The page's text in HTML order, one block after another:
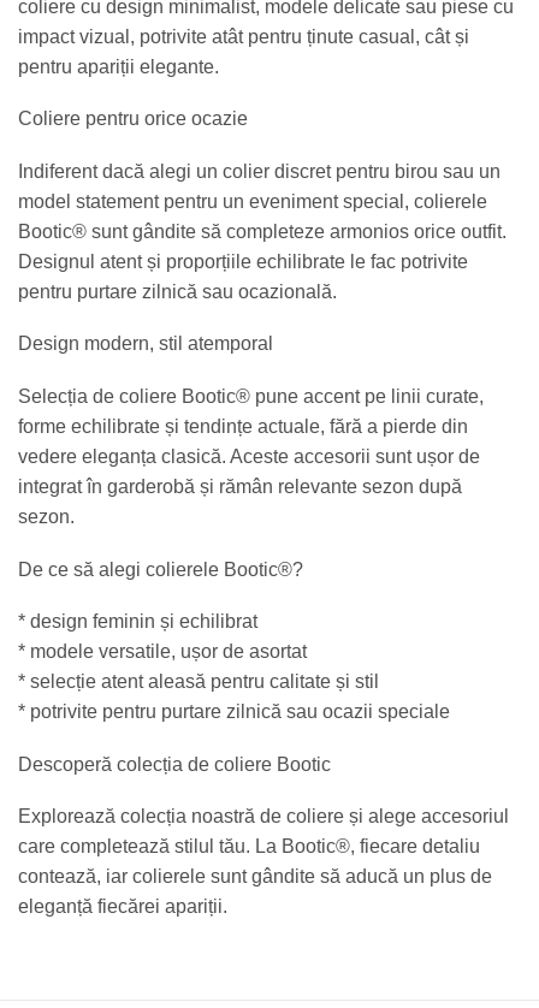
coliere cu design minimalist, modele delicate sau piese cu
impact vizual, potrivite atât pentru ținute casual, cât și
pentru apariții elegante.
Coliere pentru orice ocazie
Indiferent dacă alegi un colier discret pentru birou sau un
model statement pentru un eveniment special, colierele
Bootic® sunt gândite să completeze armonios orice outfit.
Designul atent și proporțiile echilibrate le fac potrivite
pentru purtare zilnică sau ocazională.
Design modern, stil atemporal
Selecția de coliere Bootic® pune accent pe linii curate,
forme echilibrate și tendințe actuale, fără a pierde din
vedere eleganța clasică. Aceste accesorii sunt ușor de
integrat în garderobă și rămân relevante sezon după
sezon.
De ce să alegi colierele Bootic®?
* design feminin și echilibrat
* modele versatile, ușor de asortat
* selecție atent aleasă pentru calitate și stil
* potrivite pentru purtare zilnică sau ocazii speciale
Descoperă colecția de coliere Bootic
Explorează colecția noastră de coliere și alege accesoriul
care completează stilul tău. La Bootic®, fiecare detaliu
contează, iar colierele sunt gândite să aducă un plus de
eleganță fiecărei apariții.